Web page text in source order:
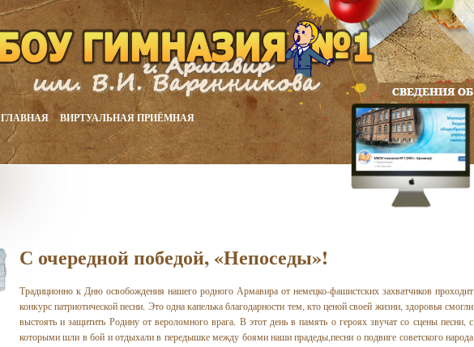
ГЛАВНАЯ ВИРТУАЛЬНАЯ ПРИЁМНАЯ
С очередной победой, «Непоседы»!
Традиционно к Дню освобождения нашего родного Армавира от немецко-фашистских захватчиков проходит
конкурс патриотической песни. Это одна капелька благодарности тем, кто ценой своей жизни, здоровья смогли
выстоять и защитить Родину от вероломного врага. В этот день в память о героях звучат со сцены песни, с
которыми шли в бой и отдыхали в передышке между боями наши прадеды,песни о подвиге советского народа